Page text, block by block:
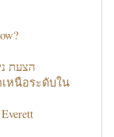
הצעת
หนือระดับใน